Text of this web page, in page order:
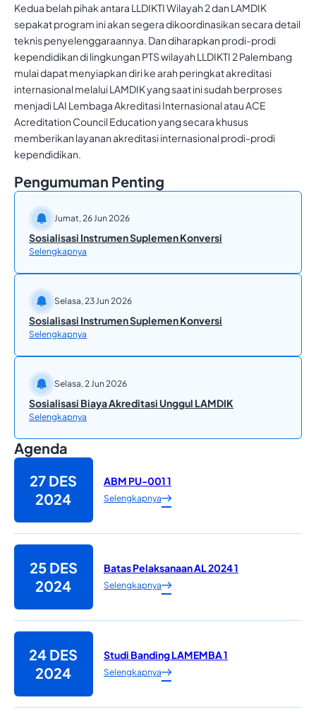
Kedua belah pihak antara LLDIKTI Wilayah 2 dan LAMDIK
sepakat program ini akan segera dikoordinasikan secara detail
teknis penyelenggaraannya. Dan diharapkan prodi-prodi
kependidikan di lingkungan PTS wilayah LLDIKTI 2 Palembang
mulai dapat menyiapkan diri ke arah peringkat akreditasi
internasional melalui LAMDIK yang saat ini sudah berproses
menjadi LAI Lembaga Akreditasi Internasional atau ACE
Acreditation Council Education yang secara khusus
memberikan layanan akreditasi internasional prodi-prodi
kependidikan.
Pengumuman Penting
Jumat, 26 Jun 2026
Sosialisasi Instrumen Suplemen Konversi
Selengkapnya
Selasa, 23 Jun 2026
Sosialisasi Instrumen Suplemen Konversi
Selengkapnya
Selasa, 2 Jun 2026
Sosialisasi Biaya Akreditasi Unggul LAMDIK
Selengkapnya
Agenda
27 DES
2024
ABM PU-001 1
Selengkapnya
25 DES
2024
Batas Pelaksanaan AL 2024 1
Selengkapnya
24 DES
2024
Studi Banding LAMEMBA 1
Selengkapnya